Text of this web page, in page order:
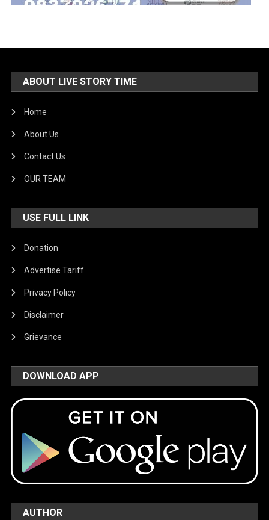
ABOUT LIVE STORY TIME
Home
About Us
Contact Us
OUR TEAM
USE FULL LINK
Donation
Advertise Tariff
Privacy Policy
Disclaimer
Grievance
DOWNLOAD APP
AUTHOR